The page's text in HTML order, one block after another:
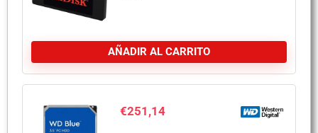
AÑADIR AL CARRITO
€251,14